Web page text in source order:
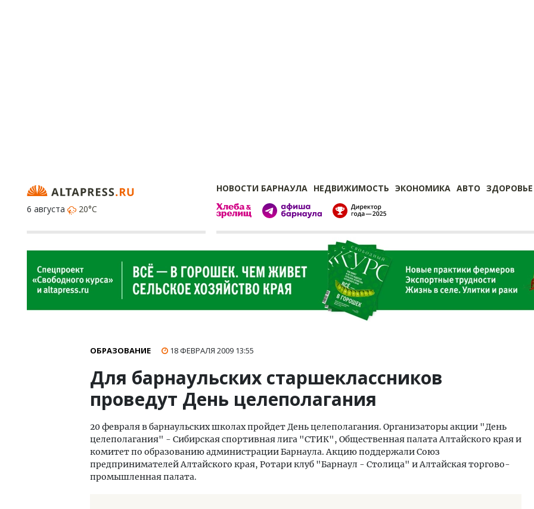
НОВОСТИ БАРНАУЛА НЕДВИЖИМОСТЬ ЭКОНОМИКА АВТО ЗДОРОВЬЕ
6 августа
20°C
ОБРАЗОВАНИЕ 18 ФЕВРАЛЯ 2009 13:55
Для барнаульских старшеклассников
проведут День целеполагания
20 февраля в барнаульских школах пройдет День целеполагания. Организаторы акции "День
целеполагания" - Сибирская спортивная лига "СТИК", Общественная палата Алтайского края и
комитет по образованию администрации Барнаула. Акцию поддержали Союз
предпринимателей Алтайского края, Ротари клуб "Барнаул - Столица" и Алтайская торгово-
промышленная палата.